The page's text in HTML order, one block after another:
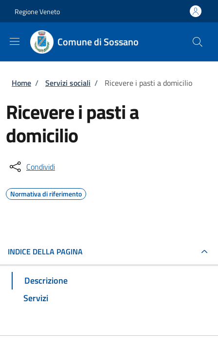
Regione Veneto
Comune di Sossano
Briciole di pane
Home / Servizi sociali / Ricevere i pasti a domicilio
Ricevere i pasti a
domicilio
Condividi
Normativa di riferimento
INDICE DELLA PAGINA
Descrizione
Servizi